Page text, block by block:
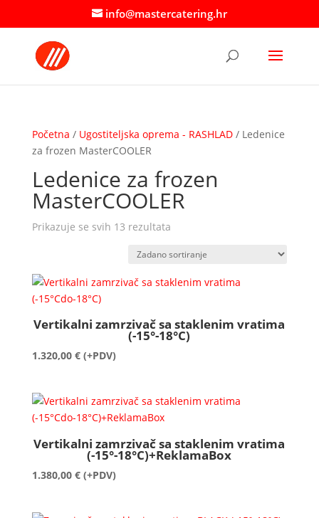
info@mastercatering.hr
Početna / Ugostiteljska oprema - RASHLAD/ Ledenice
za frozen MasterCOOLER
Ledenice za frozen
MasterCOOLER
Prikazuje se svih 13 rezultata
Vertikalni zamrzivač sa staklenim vratima
(-15°-18°C)
1.320,00 € (+PDV)
Vertikalni zamrzivač sa staklenim vratima
(-15°-18°C)+ReklamaBox
1.380,00 € (+PDV)